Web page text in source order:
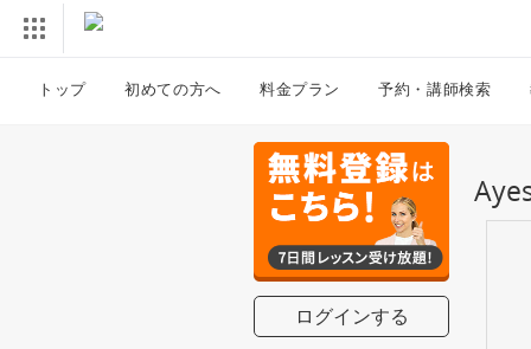
トップ 初めての方へ 料金プラン 予約・講師検索
ログインする